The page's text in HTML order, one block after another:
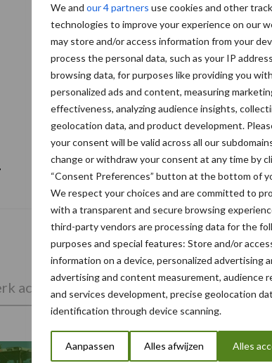
We and our 4 partners use cookies and other
technologies to improve your experience on our
may store and/or access information from your
process the personal data, such as your IP
browsing data, for purposes like providing you with
personalized ads and content, measuring
effectiveness, analyzing audience insights,
geolocation data, and product development.
your consent will be valid across all our
change or withdraw your consent at any time by
“Consent Preferences” button at the bottom of
We respect your choices and are committed to
with a transparent and secure browsing
third-party vendors are processing data for the
purposes and special features: Store and/or
information on a device, personalized advertising
advertising and content measurement, audience
and services development, precise geolocation
identification through device scanning.
Aanpassen Alles afwijzen Alles
Albourgh Tyres breidt uit naar
marktsegmenten
activiteiten Landbouwmachines